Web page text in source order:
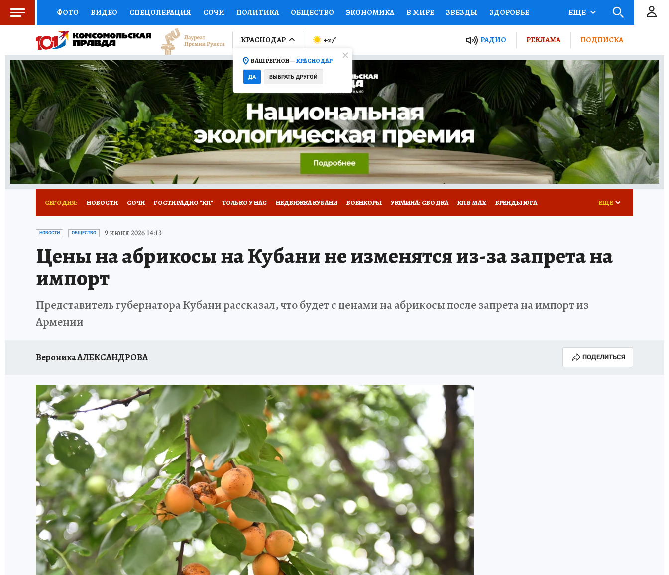
ФОТО ВИДЕО СПЕЦОПЕРАЦИЯ СОЧИ ПОЛИТИКА ОБЩЕСТВО ЭКОНОМИКА В МИРЕ ЗВЕЗДЫ ЗДОРОВЬЕ
СОЦПОДДЕРЖКА НАУКА СПОРТ КОЛУМНИСТЫ ПРОИСШЕСТВИЯ НАЦИОНАЛЬНЫЕ ПРОЕКТЫ РОССИИ
ВЫБОР ЭКСПЕРТОВ ДОКТОР ФИНАНСЫ ОТКРЫВАЕМ МИР Я ЗНАЮ СЕМЬЯ ЖЕНСКИЕ СЕКРЕТЫ ПУТЕВОДИТЕЛЬ
КНИЖНАЯ ПОЛКА ПРОГНОЗЫ НА СПОРТ ПРОМОКОДЫ СЕРИАЛЫ СПЕЦПРОЕКТЫ ДЕФИЦИТ ЖЕЛЕЗА ТУРИЗМ
ПРЕСС-ЦЕНТР НЕДВИЖИМОСТЬ ТЕЛЕВИЗОР КОЛЛЕКЦИИ КОНКУРСЫ РАБОТА У НАС ГИД ПОТРЕБИТЕЛЯ РЕКЛАМА
ВСЕ О КП РАДИО КП ТЕСТЫ НОВОЕ НА САЙТЕ
ЕЩЕ
КРАСНОДАР
ВАШ РЕГИОН —КРАСНОДАР
ДА ВЫБРАТЬ ДРУГОЙ
+27° РАДИО РЕКЛАМА ПОДПИСКА
СЕГОДНЯ: НОВОСТИ СОЧИ ГОСТИ РАДИО "КП" ТОЛЬКО У НАС НЕДВИЖКА КУБАНИ ВОЕНКОРЫ УКРАИНА: СВОДКА КП В МАХ БРЕНДЫ ЮГА
ОТДЫХ В РОССИИ ЗДОРОВЬЕ КУБАНИ
ЕЩЕ
НОВОСТИ ОБЩЕСТВО 9 июня 2026 14:13
Цены на абрикосы на Кубани не изменятся из-за запрета на
импорт
Представитель губернатора Кубани рассказал, что будет с ценами на абрикосы после запрета на импорт из
Армении
Вероника АЛЕКСАНДРОВА ПОДЕЛИТЬСЯ